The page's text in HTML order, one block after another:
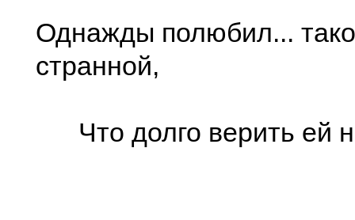
Однажды полюбил...
странной,
Что долго верить ей